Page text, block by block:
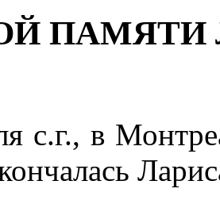
ПАМЯТИ
с.г., в